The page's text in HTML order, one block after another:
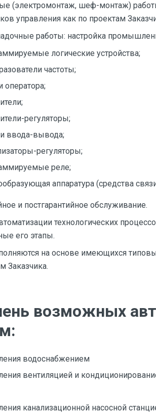
(электромонтаж, шеф-монтаж)
управления как по проектам
работы: настройка
логические устройства;
частоты;
оператора;
регуляторы;
ввода-вывода;
регуляторы;
реле;
аппаратура (средства
и постгарантийное обслуживание.
технологических
его этапы.
на основе имеющихся
Заказчика.
возможных
водоснабжением
вентиляцией и
канализационной насосной